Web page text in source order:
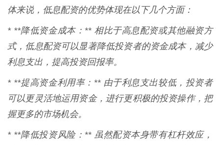
体来说，低息配资的优势体现在以下几个方面：
* **降低资金成本：** 相比于高息配资或其他融资方
式，低息配资可以显著降低投资者的资金成本，减少
利息支出，提高投资回报率。
* **提高资金利用率：** 由于利息支出较低，投资者
可以更灵活地运用资金，进行更积极的投资操作，把
握更多的市场机会。
* **降低投资风险：** 虽然配资本身带有杠杆效应，